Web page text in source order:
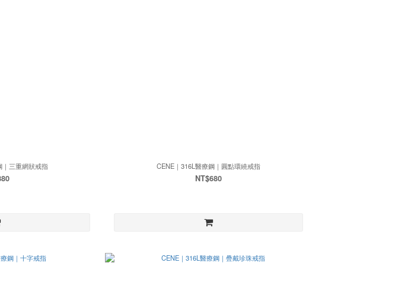
｜三重網狀戒指 CENE｜316L醫療鋼｜圓點環繞戒指
NT$680